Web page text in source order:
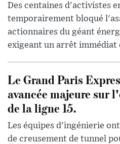
Des centaines d'activistes
temporairement bloqué
actionnaires du géant
exigeant un arrêt immédiat
Le Grand Paris
avancée majeure sur
de la ligne 15.
Les équipes d'ingénierie
de creusement de tunnel